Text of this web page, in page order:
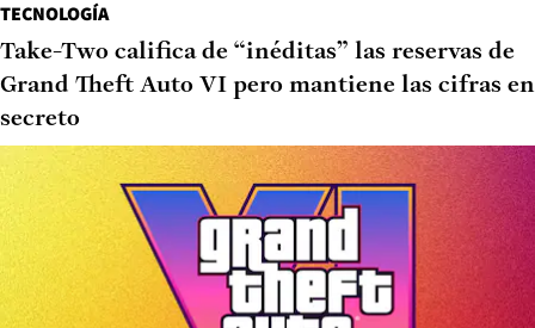
TECNOLOGÍA
Take-Two califica de “inéditas” las reservas de
Grand Theft Auto VI pero mantiene las cifras en
secreto